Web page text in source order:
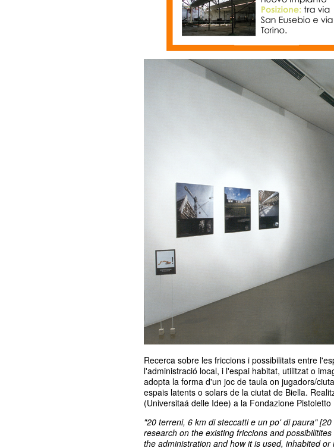
Recerca sobre les friccions i possibilitats entre
l'administració local, i l'espai habitat, utilitzat o
adopta la forma d'un joc de taula on jugadors/
espais latents o solars de la ciutat de Biella.
(Universitaá delle Idee) a la Fondazione Pistoletto
"20 terreni, 6 km di steccatti e un po' di paura"
research on the existing friccions and
the administration and how it is used, inhabited